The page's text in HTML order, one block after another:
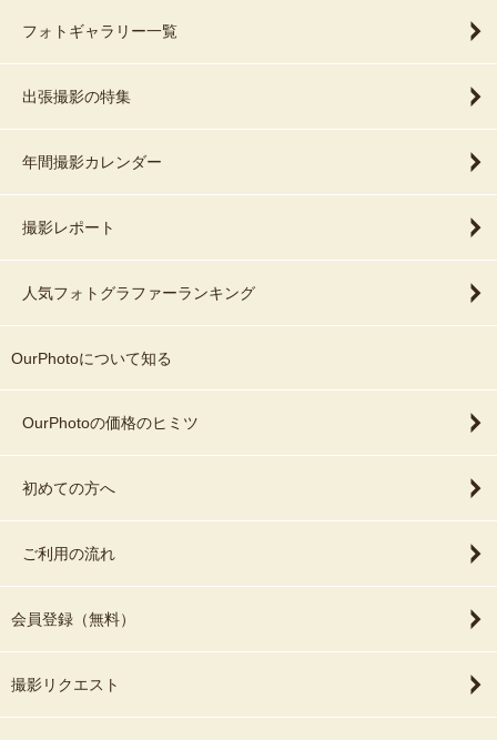
フォトギャラリー一覧
出張撮影の特集
年間撮影カレンダー
撮影レポート
人気フォトグラファーランキング
OurPhotoについて知る
OurPhotoの価格のヒミツ
初めての方へ
ご利用の流れ
会員登録（無料）
撮影リクエスト